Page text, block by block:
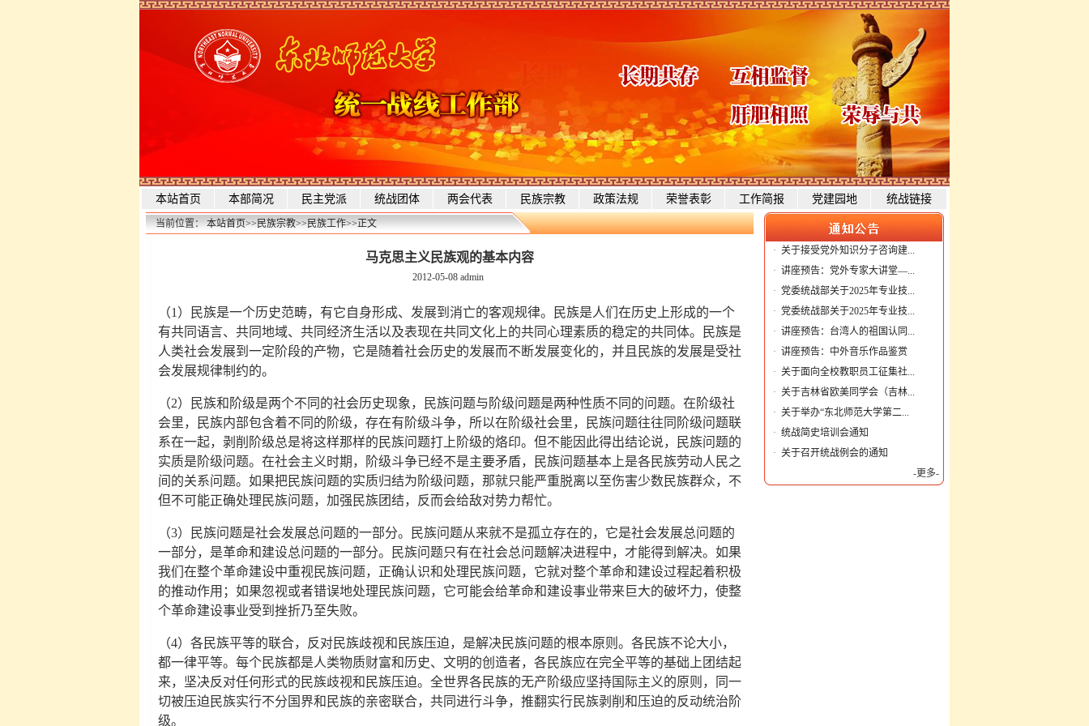
本站首页 本部简况 民主党派 统战团体 两会代表 民族宗教 政策法规 荣誉表彰 工作简报 党建园地 统战链接
当前位置：本站首页>>民族宗教>>民族工作>>正文
马克思主义民族观的基本内容
2012-05-08 admin
（1）民族是一个历史范畴，有它自身形成、发展到消亡的客观规律。民族是人们在历史上形成的一个
有共同语言、共同地域、共同经济生活以及表现在共同文化上的共同心理素质的稳定的共同体。民族是
人类社会发展到一定阶段的产物，它是随着社会历史的发展而不断发展变化的，并且民族的发展是受社
会发展规律制约的。
（2）民族和阶级是两个不同的社会历史现象，民族问题与阶级问题是两种性质不同的问题。在阶级社
会里，民族内部包含着不同的阶级，存在有阶级斗争，所以在阶级社会里，民族问题往往同阶级问题联
系在一起，剥削阶级总是将这样那样的民族问题打上阶级的烙印。但不能因此得出结论说，民族问题的
实质是阶级问题。在社会主义时期，阶级斗争已经不是主要矛盾，民族问题基本上是各民族劳动人民之
间的关系问题。如果把民族问题的实质归结为阶级问题，那就只能严重脱离以至伤害少数民族群众，不
但不可能正确处理民族问题，加强民族团结，反而会给敌对势力帮忙。
（3）民族问题是社会发展总问题的一部分。民族问题从来就不是孤立存在的，它是社会发展总问题的
一部分，是革命和建设总问题的一部分。民族问题只有在社会总问题解决进程中，才能得到解决。如果
我们在整个革命建设中重视民族问题，正确认识和处理民族问题，它就对整个革命和建设过程起着积极
的推动作用；如果忽视或者错误地处理民族问题，它可能会给革命和建设事业带来巨大的破坏力，使整
个革命建设事业受到挫折乃至失败。
（4）各民族平等的联合，反对民族歧视和民族压迫，是解决民族问题的根本原则。各民族不论大小，
都一律平等。每个民族都是人类物质财富和历史、文明的创造者，各民族应在完全平等的基础上团结起
来，坚决反对任何形式的民族歧视和民族压迫。全世界各民族的无产阶级应坚持国际主义的原则，同一
切被压迫民族实行不分国界和民族的亲密联合，共同进行斗争，推翻实行民族剥削和压迫的反动统治阶
级。
· 关于接受党外知识分子咨询建...
· 讲座预告：党外专家大讲堂—...
· 党委统战部关于2025年专业技...
· 党委统战部关于2025年专业技...
· 讲座预告：台湾人的祖国认同...
· 讲座预告：中外音乐作品鉴赏
· 关于面向全校教职员工征集社...
· 关于吉林省欧美同学会（吉林...
· 关于举办“东北师范大学第二...
· 统战简史培训会通知
· 关于召开统战例会的通知
-更多-